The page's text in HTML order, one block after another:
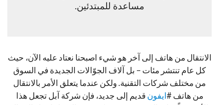
مساعدة للمبتدئين.
الانتقال من هاتف إلى آخر هو شيء اصبحنا نعتاد عليه الآن، حيث
كل عام تنتشر مئات – بل آلاف الجوّالات الجديدة في السوق
من مختلف شركات التقنية. ولكن عندما يتعلق الأمر بالانتقال
من هاتف #ايفون قديم إلى جديد، فإن شركة آبل تجعل هذا